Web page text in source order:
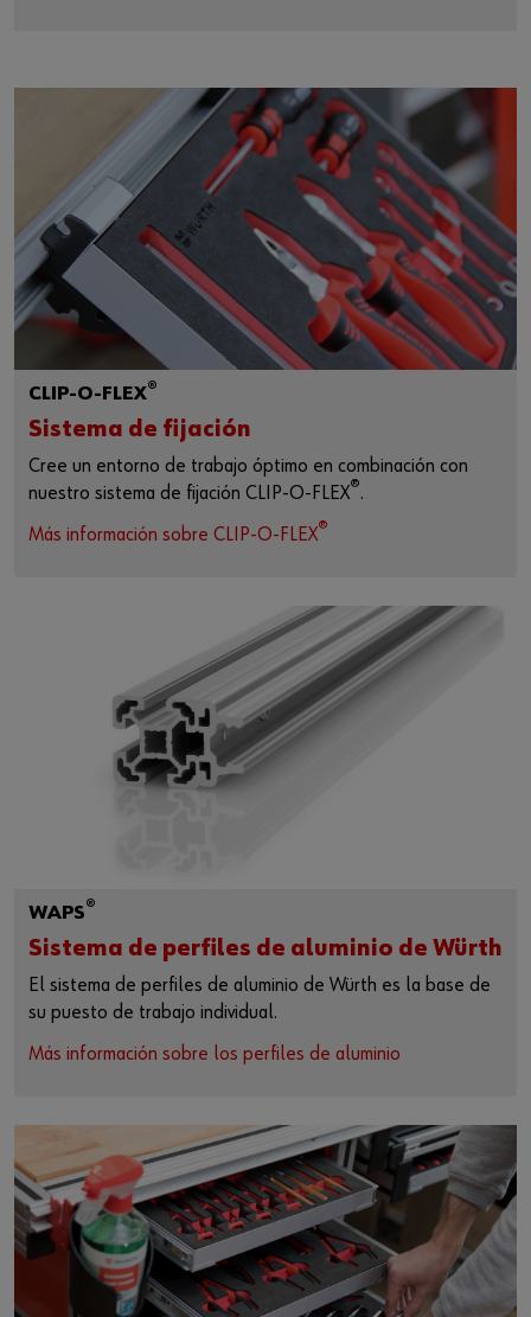
CLIP-O-FLEX®
Sistema de fijación
Cree un entorno de trabajo óptimo en combinación con
nuestro sistema de fijación CLIP-O-FLEX®.
Más información sobre CLIP-O-FLEX®
WAPS®
Sistema de perfiles de aluminio de Würth
El sistema de perfiles de aluminio de Würth es la base de
su puesto de trabajo individual.
Más información sobre los perfiles de aluminio